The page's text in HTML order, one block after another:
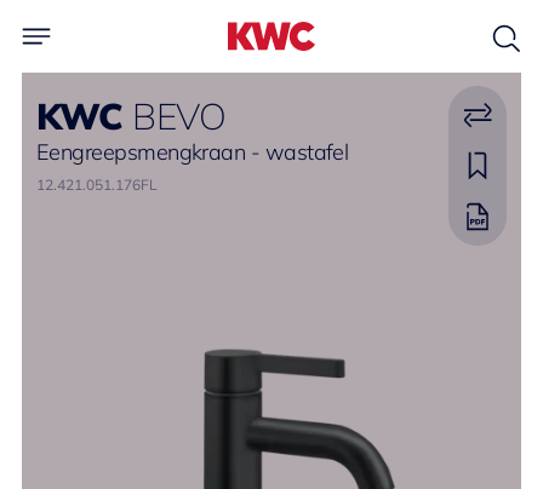
KWC BEVO
Eengreepsmengkraan - wastafel
12.421.051.176FL